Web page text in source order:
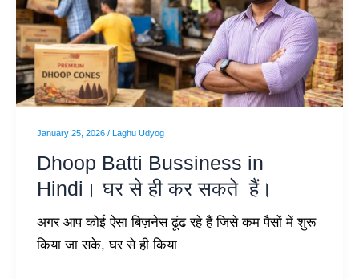
January 25, 2026 / Laghu Udyog
Dhoop Batti Bussiness in
Hindi। घर से ही कर सकते हैं।
अगर आप कोई ऐसा बिज़नेस ढूंढ रहे हैं जिसे कम पैसों में शुरू
किया जा सके, घर से ही किया
in
Hindi।
घर
से
ही
हैं।